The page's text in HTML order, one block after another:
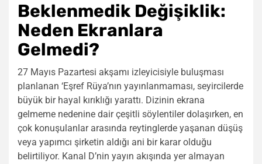
Beklenmedik Değişiklik:
Neden Ekranlara
Gelmedi?
27 Mayıs Pazartesi akşamı izleyicisiyle buluşması
planlanan ‘Eşref Rüya’nın yayınlanmaması, seyircilerde
büyük bir hayal kırıklığı yarattı. Dizinin ekrana
gelmeme nedenine dair çeşitli söylentiler dolaşırken, en
çok konuşulanlar arasında reytinglerde yaşanan düşüş
veya yapımcı şirketin aldığı ani bir karar olduğu
belirtiliyor. Kanal D’nin yayın akışında yer almayan